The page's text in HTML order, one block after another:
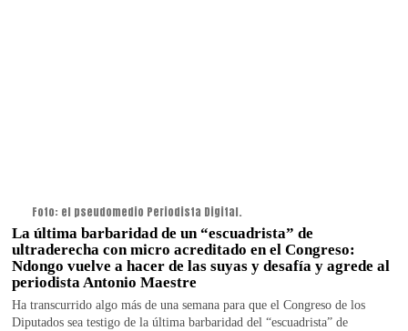
Foto: el pseudomedio Periodista Digital.
La última barbaridad de un “escuadrista” de
ultraderecha con micro acreditado en el Congreso:
Ndongo vuelve a hacer de las suyas y desafía y agrede al
periodista Antonio Maestre
Ha transcurrido algo más de una semana para que el Congreso de los
Diputados sea testigo de la última barbaridad del “escuadrista” de